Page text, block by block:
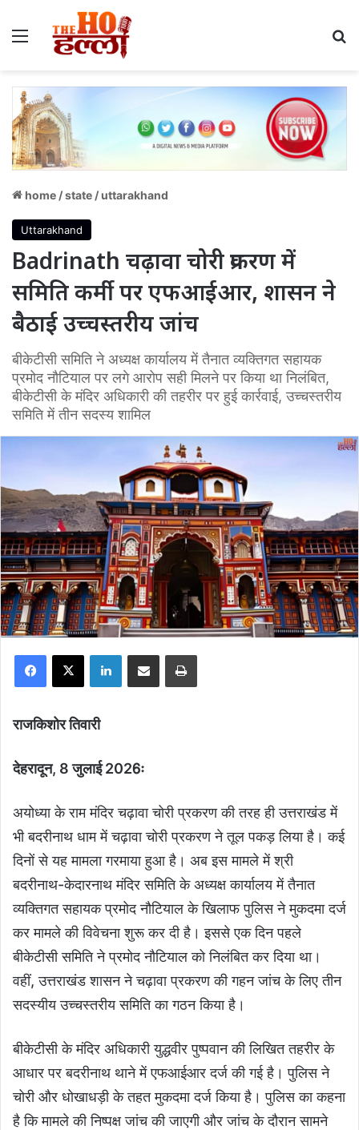
Menu
home /state /uttarakhand
Uttarakhand
Badrinath चढ़ावा चोरी प्रकरण में
समिति कर्मी पर एफआईआर, शासन ने
बैठाई उच्चस्तरीय जांच
बीकेटीसी समिति ने अध्यक्ष कार्यालय में तैनात व्यक्तिगत सहायक
प्रमोद नौटियाल पर लगे आरोप सही मिलने पर किया था निलंबित,
बीकेटीसी के मंदिर अधिकारी की तहरीर पर हुई कार्रवाई, उच्चस्तरीय
समिति में तीन सदस्य शामिल
Facebook
X LinkedInShare via Email Print
राजकिशोर तिवारी
देहरादून, 8 जुलाई 2026ः
अयोध्या के राम मंदिर चढ़ावा चोरी प्रकरण की तरह ही उत्तराखंड में
भी बदरीनाथ धाम में चढ़ावा चोरी प्रकरण ने तूल पकड़ लिया है। कई
दिनों से यह मामला गरमाया हुआ है। अब इस मामले में श्री
बदरीनाथ-केदारनाथ मंदिर समिति के अध्यक्ष कार्यालय में तैनात
व्यक्तिगत सहायक प्रमोद नौटियाल के खिलाफ पुलिस ने मुकदमा दर्ज
कर मामले की विवेचना शुरू कर दी है। इससे एक दिन पहले
बीकेटीसी समिति ने प्रमोद नौटियाल को निलंबित कर दिया था।
वहीं, उत्तराखंड शासन ने चढ़ावा प्रकरण की गहन जांच के लिए तीन
सदस्यीय उच्चस्तरीय समिति का गठन किया है।
बीकेटीसी के मंदिर अधिकारी युद्धवीर पुष्पवान की लिखित तहरीर के
आधार पर बदरीनाथ थाने में एफआईआर दर्ज की गई है। पुलिस ने
चोरी और धोखाधड़ी के तहत मुकदमा दर्ज किया है। पुलिस का कहना
है कि मामले की निष्पक्ष जांच की जाएगी और जांच के दौरान सामने